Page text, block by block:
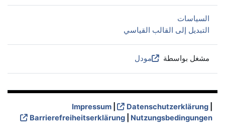
السياسات
التبديل إلى القالب القياسي
مشغل بواسطة مودل
Impressum Datenschutzerklärung
Barrierefreiheitserklärung
Nutzungsbedingungen